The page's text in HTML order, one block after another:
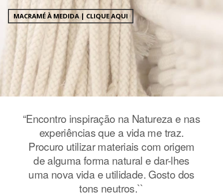
MACRAMÉ À MEDIDA | CLIQUE AQUI
“Encontro inspiração na Natureza e nas
experiências que a vida me traz.
Procuro utilizar materiais com origem
de alguma forma natural e dar-lhes
uma nova vida e utilidade. Gosto dos
tons neutros.``